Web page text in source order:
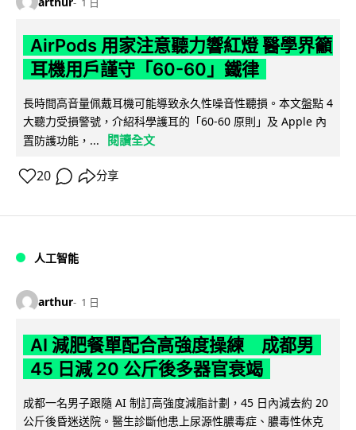
AirPods 用家注意聽力響紅燈 醫學界籲
耳機用戶謹守「60-60」鐵律
長時間高音量佩戴耳機可能導致永久性噪音性聽損。本文盤點 4
大聽力受損警號，介紹科學護耳的「60-60 原則」及 Apple 內
置防護功能，...
閱讀全文
20 分享
人工智能
arthur 1 日
AI 減肥餐單配合高強度操練 成都男
45 日減 20 公斤後多器官衰竭
成都一名男子跟隨 AI 制訂高強度減脂計劃，45 日內減去約 20
公斤後昏迷送院。醫生診斷他患上尿源性膿毒症、膿毒性休克